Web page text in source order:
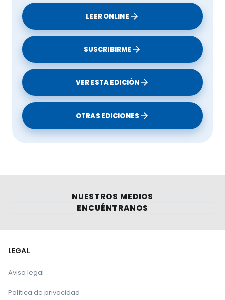
LEER ONLINE
SUSCRIBIRME
VER ESTA EDICIÓN
OTRAS EDICIONES
NUESTROS MEDIOS
ENCUÉNTRANOS
LEGAL
Aviso legal
Política de privacidad